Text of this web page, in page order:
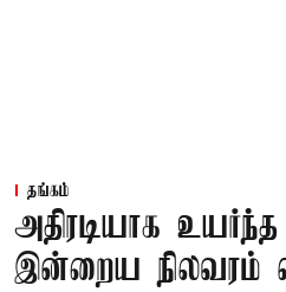
தங்கம்
அதிரடியாக
இன்றைய நிலவரம்